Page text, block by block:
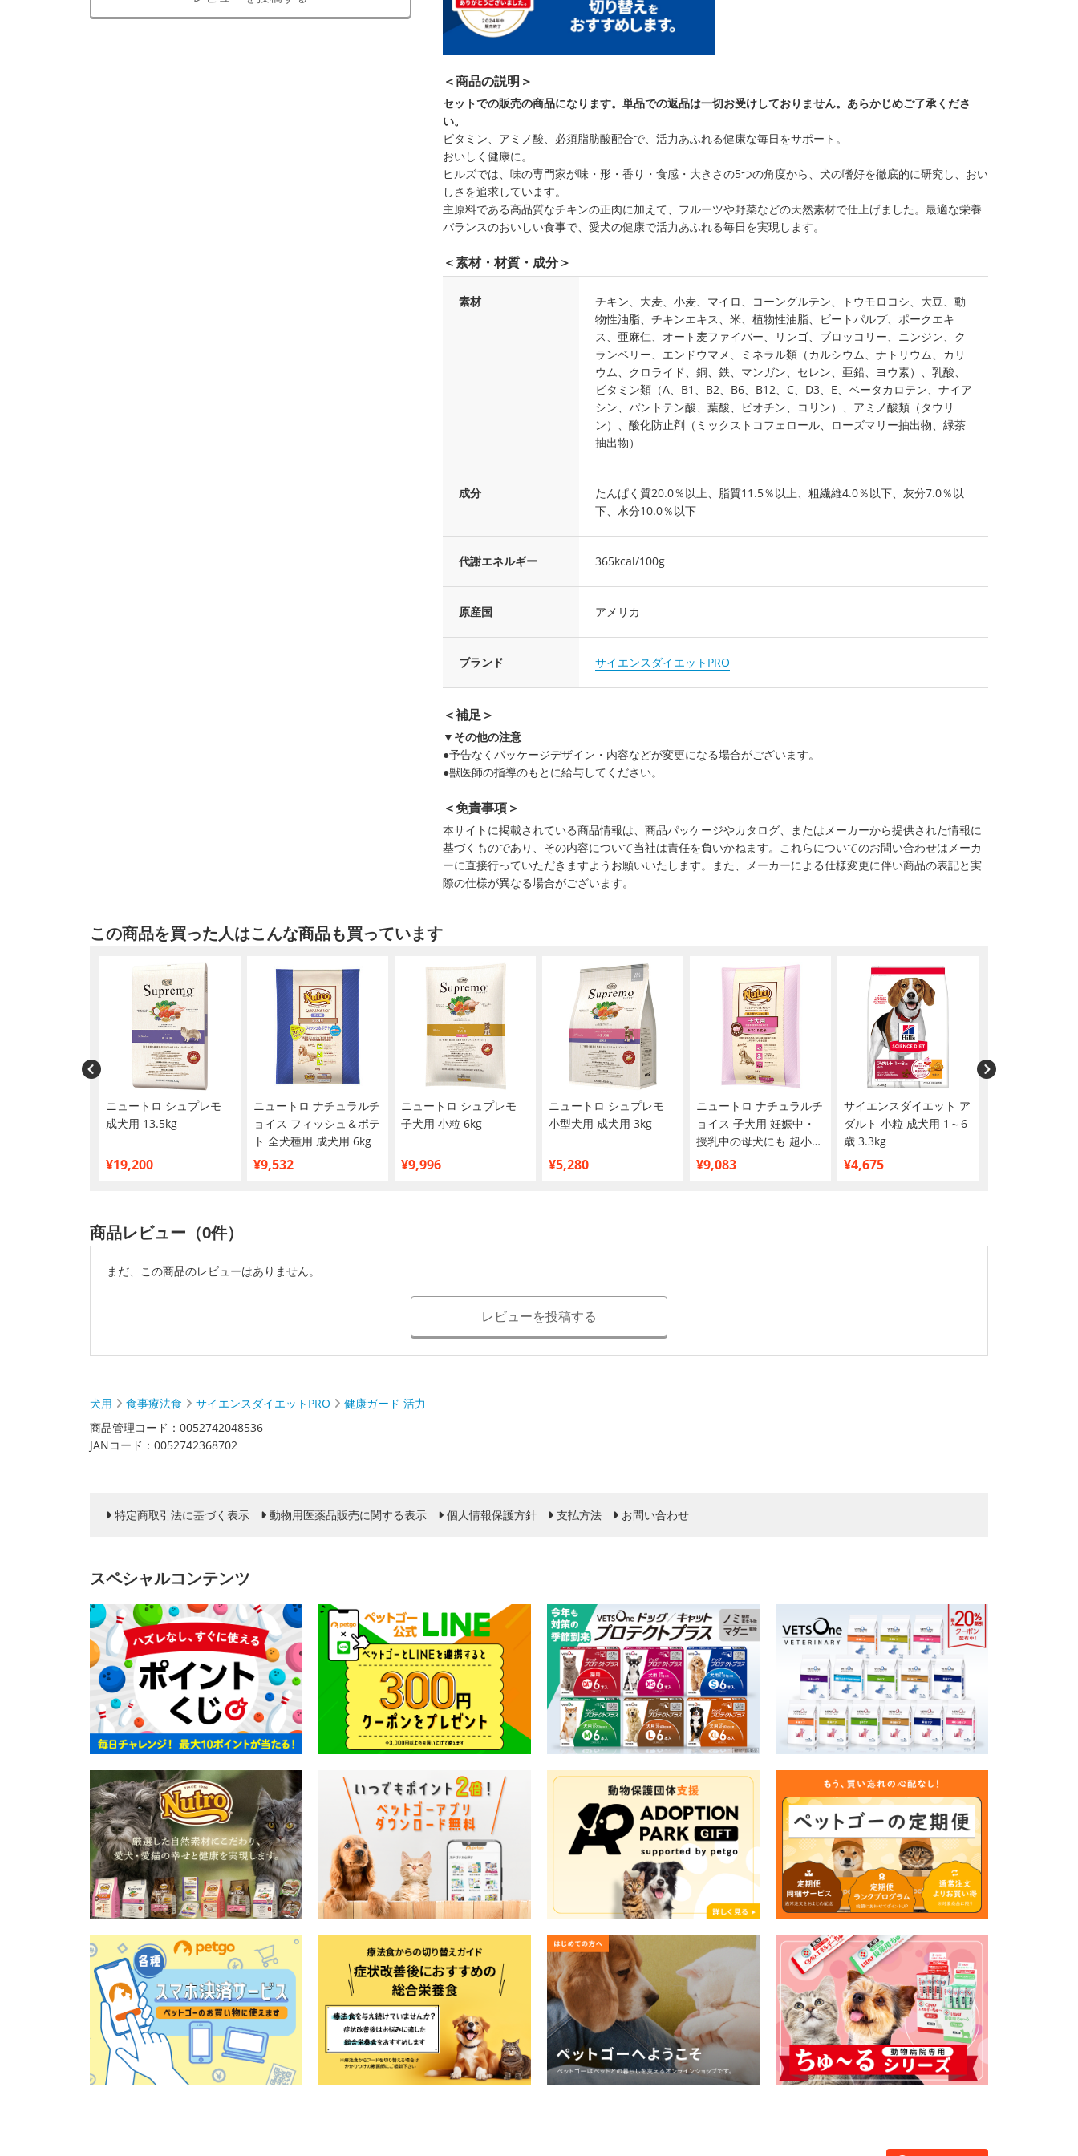
＜商品の説明＞
セットでの販売の商品になります。単品での返品は一切お受けしておりません。あらかじめご了承くださ
い。
ビタミン、アミノ酸、必須脂肪酸配合で、活力あふれる健康な毎日をサポート。
おいしく健康に。
ヒルズでは、味の専門家が味・形・香り・食感・大きさの5つの角度から、犬の嗜好を徹底的に研究し、おい
しさを追求しています。
主原料である高品質なチキンの正肉に加えて、フルーツや野菜などの天然素材で仕上げました。最適な栄養
バランスのおいしい食事で、愛犬の健康で活力あふれる毎日を実現します。
＜素材・材質・成分＞
素材
チキン、大麦、小麦、マイロ、コーングルテン、トウモロコシ、大豆、動
物性油脂、チキンエキス、米、植物性油脂、ビートパルプ、ポークエキ
ス、亜麻仁、オート麦ファイバー、リンゴ、ブロッコリー、ニンジン、ク
ランベリー、エンドウマメ、ミネラル類（カルシウム、ナトリウム、カリ
ウム、クロライド、銅、鉄、マンガン、セレン、亜鉛、ヨウ素）、乳酸、
ビタミン類（A、B1、B2、B6、B12、C、D3、E、ベータカロテン、ナイア
シン、パントテン酸、葉酸、ビオチン、コリン）、アミノ酸類（タウリ
ン）、酸化防止剤（ミックストコフェロール、ローズマリー抽出物、緑茶
抽出物）
成分
たんぱく質20.0％以上、脂質11.5％以上、粗繊維4.0％以下、灰分7.0％以
下、水分10.0％以下
代謝エネルギー 365kcal/100g
原産国 アメリカ
ブランド サイエンスダイエットPRO
＜補足＞
▼その他の注意
●予告なくパッケージデザイン・内容などが変更になる場合がございます。
●獣医師の指導のもとに給与してください。
＜免責事項＞
本サイトに掲載されている商品情報は、商品パッケージやカタログ、またはメーカーから提供された情報に
基づくものであり、その内容について当社は責任を負いかねます。これらについてのお問い合わせはメーカ
ーに直接行っていただきますようお願いいたします。また、メーカーによる仕様変更に伴い商品の表記と実
際の仕様が異なる場合がございます。
この商品を買った人はこんな商品も買っています
ニュートロ シュプレモ
成犬用 13.5kg
¥19,200
ニュートロ ナチュラルチ
ョイス フィッシュ＆ポテ
ト 全犬種用 成犬用 6kg
¥9,532
ニュートロ シュプレモ
子犬用 小粒 6kg
¥9,996
ニュートロ シュプレモ
小型犬用 成犬用 3kg
¥5,280
ニュートロ ナチュラルチ
ョイス 子犬用 妊娠中・
授乳中の母犬にも 超小型
犬～中型犬用 チキン＆玄
¥9,083
サイエンスダイエット ア
ダルト 小粒 成犬用 1～6
歳 3.3kg
¥4,675
商品レビュー（0件）
まだ、この商品のレビューはありません。
レビューを投稿する
犬用 食事療法食 サイエンスダイエットPRO
健康ガード 活力
商品管理コード：0052742048536
JANコード：0052742368702
特定商取引法に基づく表示 動物用医薬品販売に関する表示 個人情報保護方針 支払方法 お問い合わせ
スペシャルコンテンツ